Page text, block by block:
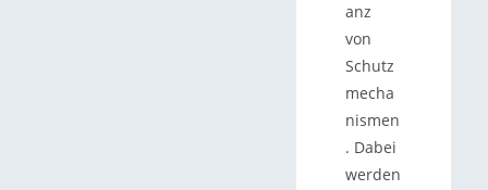
anz
von
Schutz
mecha
nismen
. Dabei
werden